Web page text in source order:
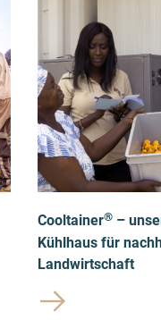
Cooltainer® –
Kühlhaus für
Landwirtschaft